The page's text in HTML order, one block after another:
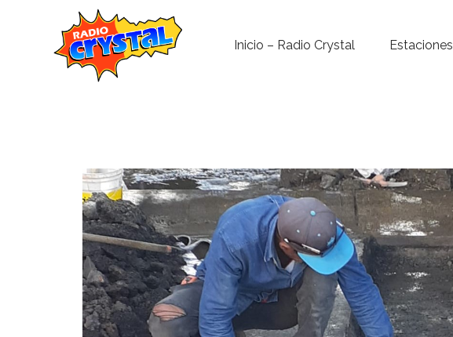
Inicio – Radio Crystal Estaciones
Noticias
Para ti
Contacto